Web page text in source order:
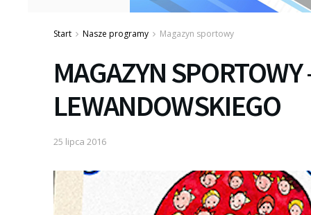
Start Nasze programy Magazyn sportowy
MAGAZYN
LEWANDOWSKIEGO
25 lipca 2016